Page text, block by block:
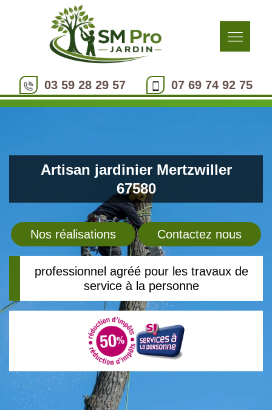
03 59 28 29 57 07 69 74 92 75
Artisan jardinier Mertzwiller
67580
Nos réalisations Contactez nous
professionnel agréé pour les travaux de
service à la personne